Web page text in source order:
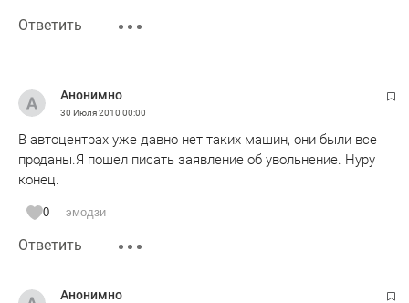
Ответить
Анонимно
30 Июля 2010 00:00
В автоцентрах уже давно нет таких машин, они были все
проданы.Я пошел писать заявление об увольнение. Нуру
конец.
0 эмодзи
Ответить
Анонимно